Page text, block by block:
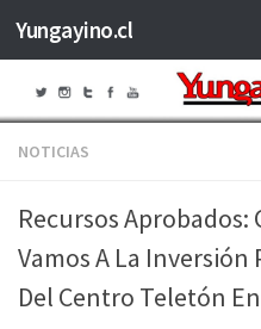
Saltar al contenido
Yungayino.cl
NOTICIAS
Recursos Aprobados:
Vamos A La
Del Centro Teletón